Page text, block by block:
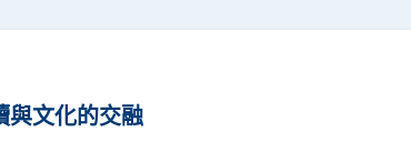
文化的交融